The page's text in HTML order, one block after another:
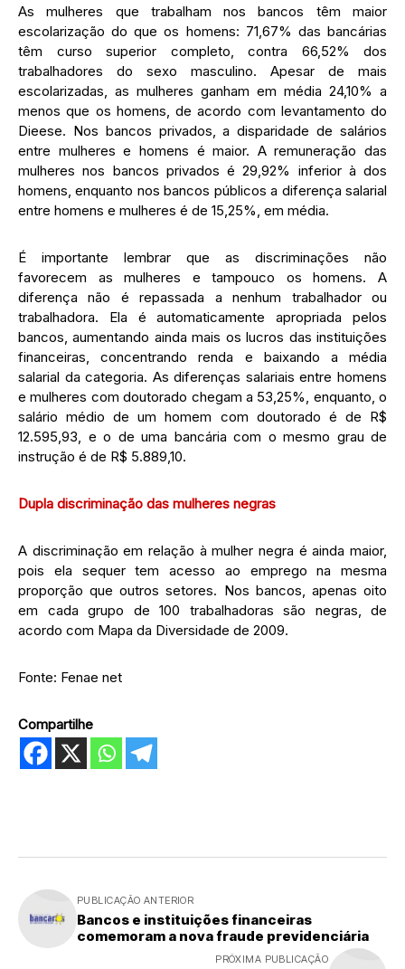
As mulheres que trabalham nos bancos têm maior
escolarização do que os homens: 71,67% das bancárias
têm curso superior completo, contra 66,52% dos
trabalhadores do sexo masculino. Apesar de mais
escolarizadas, as mulheres ganham em média 24,10% a
menos que os homens, de acordo com levantamento do
Dieese. Nos bancos privados, a disparidade de salários
entre mulheres e homens é maior. A remuneração das
mulheres nos bancos privados é 29,92% inferior à dos
homens, enquanto nos bancos públicos a diferença salarial
entre homens e mulheres é de 15,25%, em média.
É importante lembrar que as discriminações não
favorecem as mulheres e tampouco os homens. A
diferença não é repassada a nenhum trabalhador ou
trabalhadora. Ela é automaticamente apropriada pelos
bancos, aumentando ainda mais os lucros das instituições
financeiras, concentrando renda e baixando a média
salarial da categoria. As diferenças salariais entre homens
e mulheres com doutorado chegam a 53,25%, enquanto, o
salário médio de um homem com doutorado é de R$
12.595,93, e o de uma bancária com o mesmo grau de
instrução é de R$ 5.889,10.
Dupla discriminação das mulheres negras
A discriminação em relação à mulher negra é ainda maior,
pois ela sequer tem acesso ao emprego na mesma
proporção que outros setores. Nos bancos, apenas oito
em cada grupo de 100 trabalhadoras são negras, de
acordo com Mapa da Diversidade de 2009.
Fonte: Fenae net
Compartilhe
PUBLICAÇÃO ANTERIOR
Bancos e instituições financeiras
comemoram a nova fraude previdenciária
PRÓXIMA PUBLICAÇÃO